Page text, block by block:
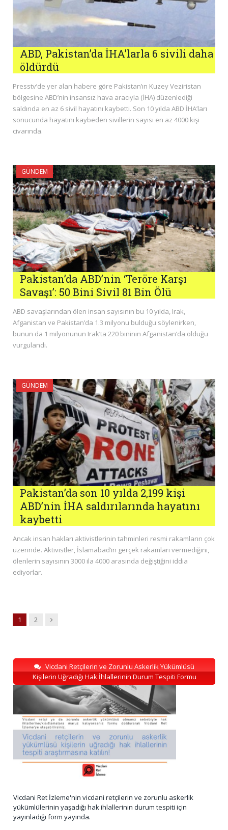
ABD, Pakistan’da İHA’larla 6 sivili daha
öldürdü
Presstv’de yer alan habere göre Pakistan’ın Kuzey Veziristan
bölgesine ABD’nin insansız hava aracıyla (İHA) düzenlediği
saldırıda en az 6 sivil hayatını kaybetti. Son 10 yılda ABD İHA’ları
sonucunda hayatını kaybeden sivillerin sayısı en az 4000 kişi
civarında.
GÜNDEM
Pakistan’da ABD’nin ‘Teröre Karşı
Savaşı’: 50 Bini Sivil 81 Bin Ölü
ABD savaşlarından ölen insan sayısının bu 10 yılda, Irak,
Afganistan ve Pakistan’da 1.3 milyonu bulduğu söylenirken,
bunun da 1 milyonunun Irak’ta 220 bininin Afganistan’da olduğu
vurgulandı.
GÜNDEM
Pakistan’da son 10 yılda 2,199 kişi
ABD’nin İHA saldırılarında hayatını
kaybetti
Ancak insan hakları aktivistlerinin tahminleri resmi rakamların çok
üzerinde. Aktivistler, İslamabad’ın gerçek rakamları vermediğini,
ölenlerin sayısının 3000 ila 4000 arasında değiştiğini iddia
ediyorlar.
1 2 Next
Vicdani Retçilerin ve Zorunlu Askerlik Yükümlüsü
Kişilerin Uğradığı Hak İhlallerinin Durum Tespiti Formu
Vicdani Ret İzleme'nin vicdani retçilerin ve zorunlu askerlik
yükümlülerinin yaşadığı hak ihlallerinin durum tespiti için
yayınladığı form yayında.